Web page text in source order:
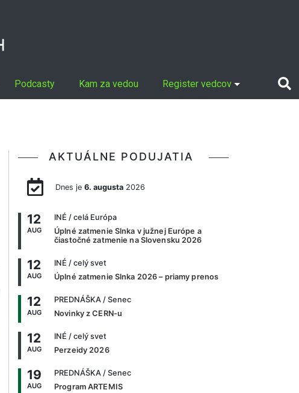
Podcasty Kam za vedou Register vedcov
AKTUÁLNE PODUJATIA
Dnes je 6. augusta2026
12
AUG
INÉ / celá Európa
Úplné zatmenie Slnka v južnej Európe a
čiastočné zatmenie na Slovensku 2026
12
AUG
INÉ / celý svet
Úplné zatmenie Slnka 2026 – priamy prenos
12
AUG
PREDNÁŠKA / Senec
Novinky z CERN-u
12
AUG
INÉ / celý svet
Perzeidy 2026
19
AUG
PREDNÁŠKA / Senec
Program ARTEMIS